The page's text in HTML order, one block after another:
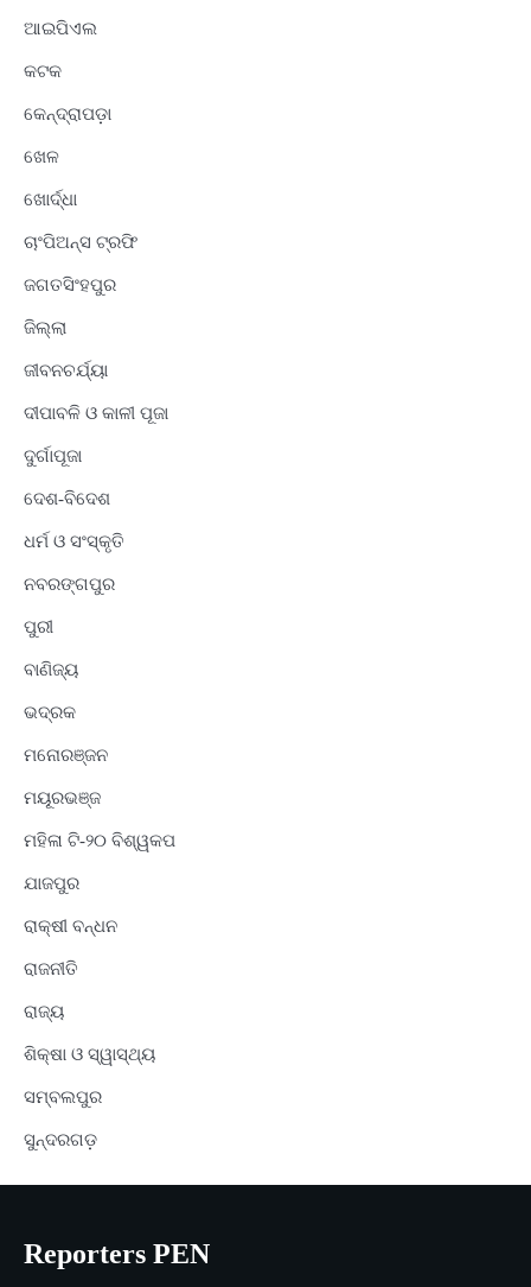
ଆଇପିଏଲ
କଟକ
କେନ୍ଦ୍ରାପଡ଼ା
ଖେଳ
ଖୋର୍ଦ୍ଧା
ଚାଂପିଅନ୍ସ ଟ୍ରଫି
ଜଗତସିଂହପୁର
ଜିଲ୍ଲା
ଜୀବନଚର୍ଯ୍ୟା
ଦୀପାବଳି ଓ କାଳୀ ପୂଜା
ଦୁର୍ଗାପୂଜା
ଦେଶ-ବିଦେଶ
ଧର୍ମ ଓ ସଂସ୍କୃତି
ନବରଙ୍ଗପୁର
ପୁରୀ
ବାଣିଜ୍ୟ
ଭଦ୍ରକ
ମନୋରଞ୍ଜନ
ମୟୂରଭଞ୍ଜ
ମହିଳା ଟି-୨୦ ବିଶ୍ୱକପ
ଯାଜପୁର
ରାକ୍ଷୀ ବନ୍ଧନ
ରାଜନୀତି
ରାଜ୍ୟ
ଶିକ୍ଷା ଓ ସ୍ୱାସ୍ଥ୍ୟ
ସମ୍ବଲପୁର
ସୁନ୍ଦରଗଡ଼
Reporters PEN